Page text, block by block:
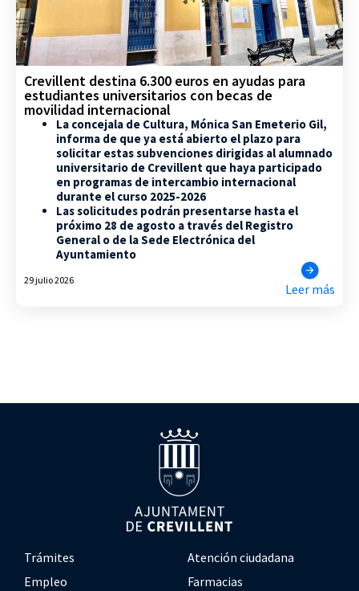
Crevillent destina 6.300 euros en ayudas para
estudiantes universitarios con becas de
movilidad internacional
La concejala de Cultura, Mónica San Emeterio Gil,
informa de que ya está abierto el plazo para
solicitar estas subvenciones dirigidas al alumnado
universitario de Crevillent que haya participado
en programas de intercambio internacional
durante el curso 2025-2026
Las solicitudes podrán presentarse hasta el
próximo 28 de agosto a través del Registro
General o de la Sede Electrónica del
Ayuntamiento
29 julio 2026
Leer más
Trámites
Atención ciudadana
Empleo
Farmacias